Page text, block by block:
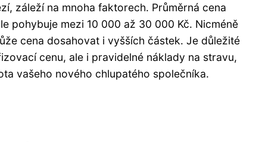
záleží na mnoha faktorech. Průměrná cena
pohybuje mezi 10 000 až 30 000 Kč. Nicméně
cena dosahovat i vyšších částek. Je důležité
cenu, ale i pravidelné náklady na stravu,
vašeho nového chlupatého společníka.